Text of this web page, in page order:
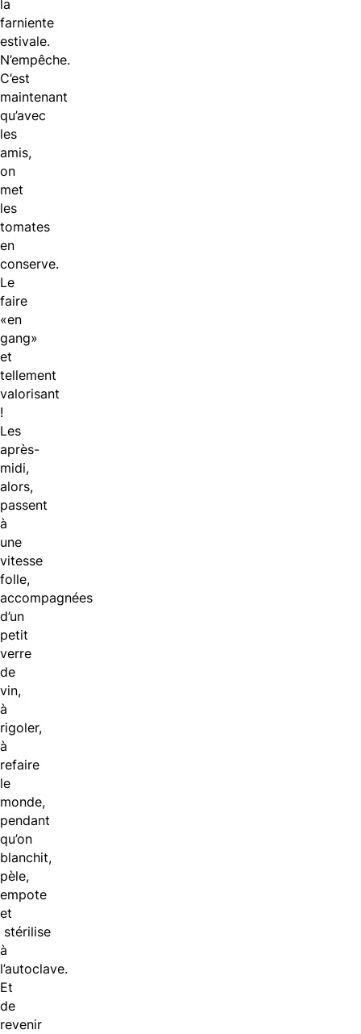
la
farniente
estivale.
N’empêche.
C’est
maintenant
qu’avec
les
amis,
on
met
les
tomates
en
conserve.
Le
faire
«en
gang»
et
tellement
valorisant
!
Les
après-
midi,
alors,
passent
à
une
vitesse
folle,
accompagnées
d’un
petit
verre
de
vin,
à
rigoler,
à
refaire
le
monde,
pendant
qu’on
blanchit,
pèle,
empote
et
stérilise
à
l’autoclave.
Et
de
revenir